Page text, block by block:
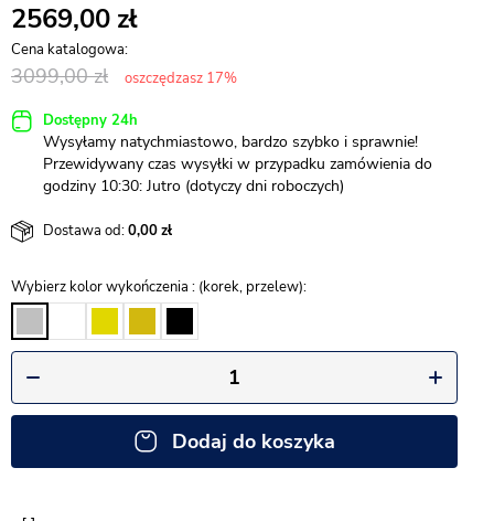
2569,00
3099,00 oszczędzasz 17%
Dostępny 24h
Wysyłamy natychmiastowo, bardzo szybko i sprawnie!
Przewidywany czas wysyłki w przypadku zamówienia do
godziny 10:30: Jutro (dotyczy dni roboczych)
Dostawa od:0,00
Wybierz kolor wykończenia : (korek, przelew)
Dodaj do koszyka